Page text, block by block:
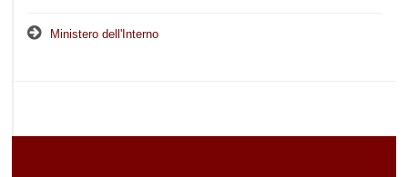
Ministero dell'Interno